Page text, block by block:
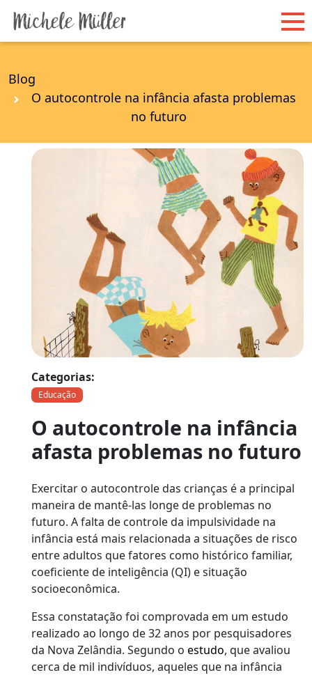
Blog
O autocontrole na infância afasta problemas
no futuro
Categorias:
Educação
O autocontrole na infância
afasta problemas no futuro
Exercitar o autocontrole das crianças é a principal
maneira de mantê-las longe de problemas no
futuro. A falta de controle da impulsividade na
infância está mais relacionada a situações de risco
entre adultos que fatores como histórico familiar,
coeficiente de inteligência (QI) e situação
socioeconômica.
Essa constatação foi comprovada em um estudo
realizado ao longo de 32 anos por pesquisadores
da Nova Zelândia. Segundo oestudo, que avaliou
cerca de mil indivíduos, aqueles que na infância